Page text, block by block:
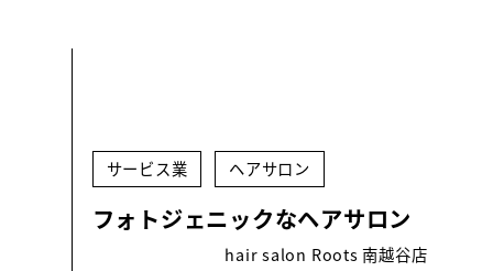
サービス業 ヘアサロン
フォトジェニックなヘアサロン
hair salon Roots 南越谷店